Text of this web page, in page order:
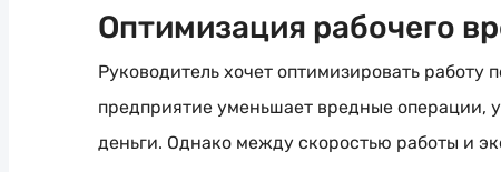
Оптимизация рабочего
Руководитель хочет оптимизировать
предприятие уменьшает вредные операции,
деньги. Однако между скоростью работы и